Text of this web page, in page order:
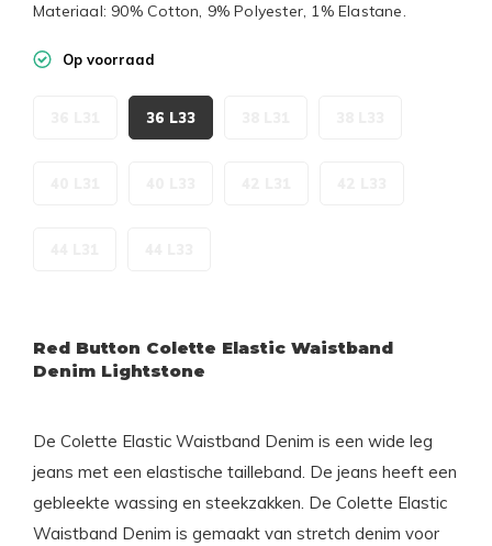
Materiaal: 90% Cotton, 9% Polyester, 1% Elastane.
Op voorraad
36 L33
Red Button Colette Elastic Waistband
Denim Lightstone
De Colette Elastic Waistband Denim is een wide leg
jeans met een elastische tailleband. De jeans heeft een
gebleekte wassing en steekzakken. De Colette Elastic
Waistband Denim is gemaakt van stretch denim voor